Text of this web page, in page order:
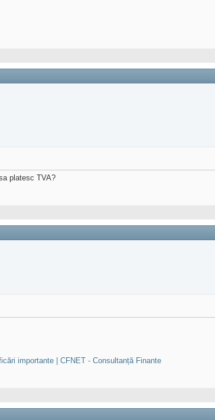
platesc TVA?
importante | CFNET - Consultanță Finante